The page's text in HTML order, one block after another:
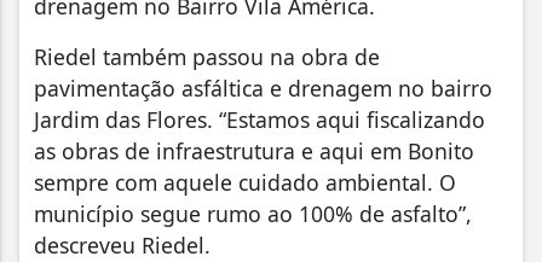
drenagem no Bairro Vila América.
Riedel também passou na obra de
pavimentação asfáltica e drenagem no bairro
Jardim das Flores. “Estamos aqui fiscalizando
as obras de infraestrutura e aqui em Bonito
sempre com aquele cuidado ambiental. O
município segue rumo ao 100% de asfalto”,
descreveu Riedel.